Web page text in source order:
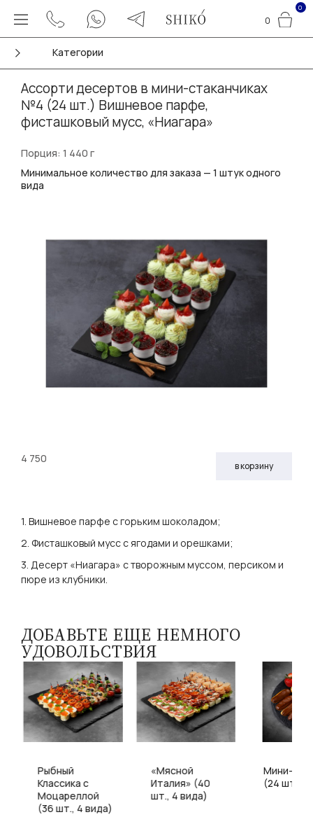
0
0
Категории
Ассорти десертов в мини-стаканчиках
№4 (24 шт.) Вишневое парфе,
фисташковый мусс, «Ниагара»
Порция: 1 440 г
Минимальное количество для заказа — 1 штук одного
вида
4 750
в корзину
1. Вишневое парфе с горьким шоколадом;
2. Фисташковый мусс с ягодами и орешками;
3. Десерт «Ниагара» с творожным муссом, персиком и
пюре из клубники.
ДОБАВЬТЕ ЕЩЕ НЕМНОГО
УДОВОЛЬСТВИЯ
Рыбный
Классика с
Моцареллой
(36 шт., 4 вида)
«Мясной
Италия» (40
шт., 4 вида)
Мини-
(24 шт.)